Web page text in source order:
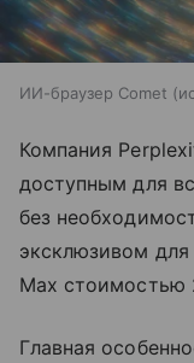
ИИ-браузер Comet
Компания
доступным для
без
эксклюзивом
Max стоимостью
Главная